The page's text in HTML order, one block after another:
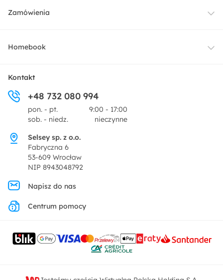
Meble
Dekoracje i akcesoria
Promocje
Zamówienia
Dostawa
Zwroty
Pytania i odpowiedzi
Homebook
O nas
Centrum prasowe
Regulamin
Polityka prywatności
Ustawienia prywatności
Kontakt
Kontakt
+48 732 080 994
pon. - pt.
9:00 - 17:00
sob. - niedz.
nieczynne
Selsey sp. z o.o.
Fabryczna 6
53-609 Wrocław
NIP 8943048792
Napisz do nas
Centrum pomocy